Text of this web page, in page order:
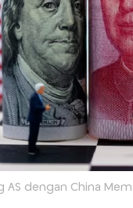
AS dengan China